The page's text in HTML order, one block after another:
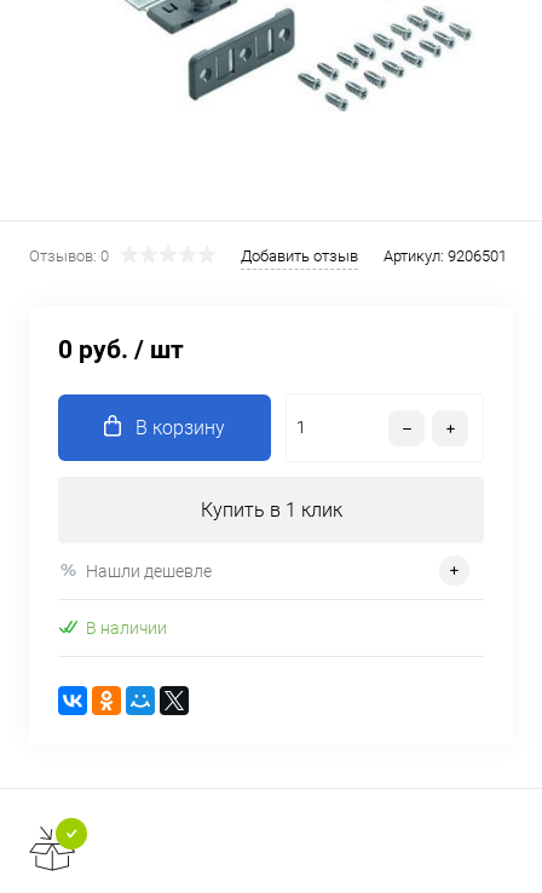
Отзывов: 0 Добавить отзыв Артикул: 9206501
0 руб. / шт
В корзину
Купить в 1 клик
Нашли дешевле
В наличии